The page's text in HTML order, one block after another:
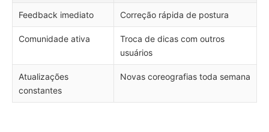
Feedback imediato Correção rápida de postura
Comunidade ativa
Troca de dicas com outros
usuários
Atualizações
constantes
Novas coreografias toda semana